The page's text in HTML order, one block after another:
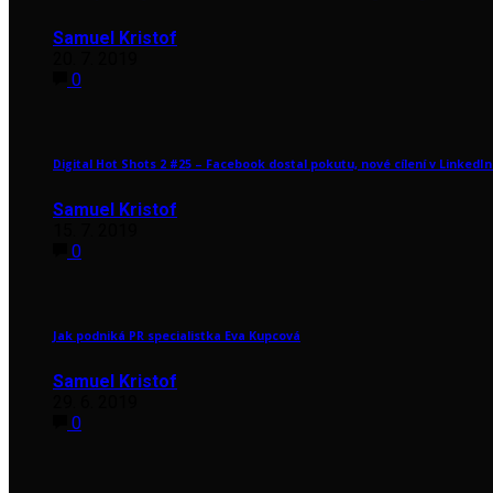
Samuel Kristof
0
Digital Hot Shots 2 #25 – Facebook dostal pokutu, nové cílení v
Samuel Kristof
0
Jak podniká PR specialistka Eva Kupcová
Samuel Kristof
0